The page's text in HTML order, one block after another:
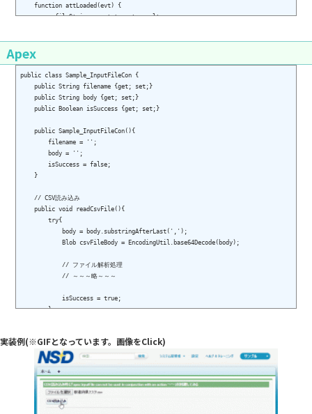
    function attLoaded(evt) {
      var fileString = evt.target.result;
      var filename= input.value;
    }
    function remoteLocationPost(){
      var fbody= document.getElementById("file_input").files[0];
      if(typeof fbody === "undefined"){
        return;
      else{
        getAsText(fbody);
      }
    function onCompleteAction(ret){
      if(ret == 'true'){
        alert('CSV読み込み完了');
  </apex:form>
</apex:page>
Apex
public class Sample_InputFileCon {
    public String filename {get; set;}
    public String body {get; set;}
    public Boolean isSuccess {get; set;}
    public Sample_InputFileCon(){
        filename = '';
        body = '';
        isSuccess = false;
    }
    // CSV読み込み
    public void readCsvFile(){
        try{
            body = body.substringAfterLast(',');
            Blob csvFileBody = EncodingUtil.base64Decode(body);
            // ファイル解析処理
            // ～～～略～～～
            isSuccess = true;
        }
        }
実装例(※GIFとなっています。画像をClick)